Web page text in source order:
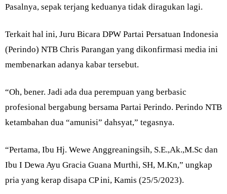
Pasalnya, sepak terjang keduanya tidak diragukan lagi.
Terkait hal ini, Juru Bicara DPW Partai Persatuan Indonesia
(Perindo) NTB Chris Parangan yang dikonfirmasi media ini
membenarkan adanya kabar tersebut.
“Oh, bener. Jadi ada dua perempuan yang berbasic
profesional bergabung bersama Partai Perindo. Perindo NTB
ketambahan dua “amunisi” dahsyat,” tegasnya.
“Pertama, Ibu Hj. Wewe Anggreaningsih, S.E.,Ak.,M.Sc dan
Ibu I Dewa Ayu Gracia Guana Murthi, SH, M.Kn,” ungkap
pria yang kerap disapa CP ini, Kamis (25/5/2023).